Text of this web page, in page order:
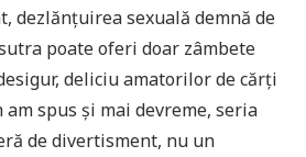
dezlănțuirea sexuală demnă de
poate oferi doar zâmbete
deliciu amatorilor de cărți
am spus și mai devreme, seria
de divertisment, nu un